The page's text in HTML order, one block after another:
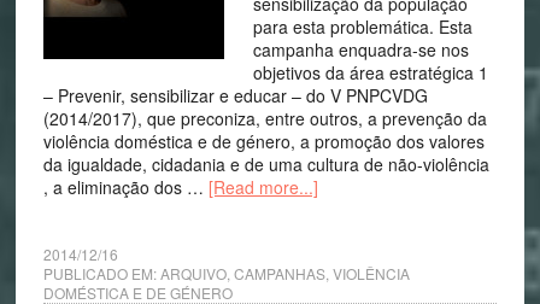
para esta problemática. Esta
campanha enquadra-se nos
objetivos da área estratégica 1
– Prevenir, sensibilizar e educar – do V PNPCVDG
(2014/2017), que preconiza, entre outros, a prevenção da
violência doméstica e de género, a promoção dos valores
da igualdade, cidadania e de uma cultura de não-violência
, a eliminação dos … [Read more...]
2014/12/16
PUBLICADO EM:ARQUIVO, CAMPANHAS, VIOLÊNCIA
DOMÉSTICA E DE GÉNERO